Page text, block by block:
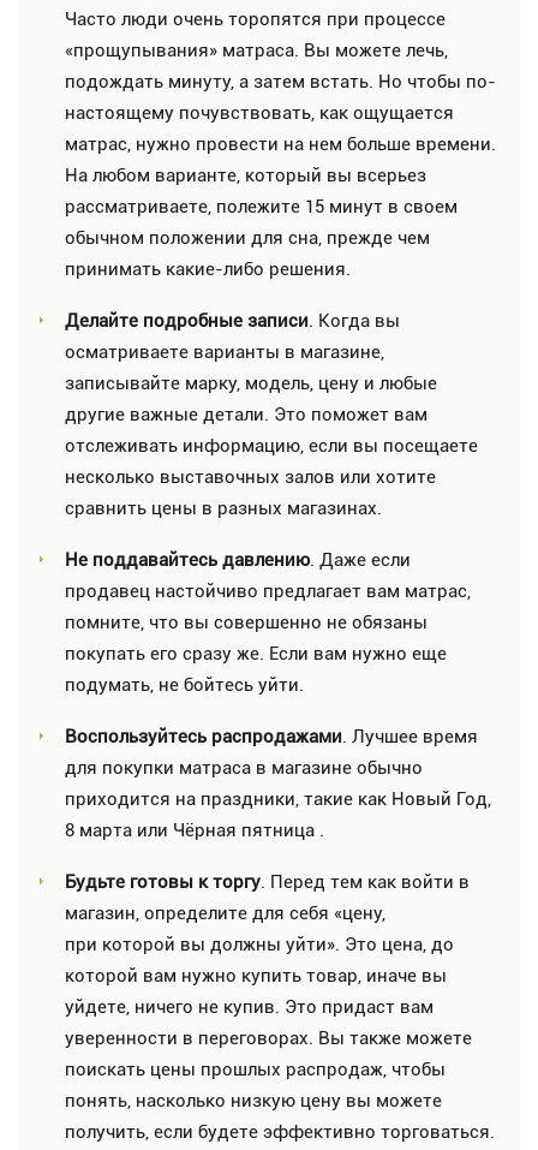
Часто люди очень торопятся при процессе
«прощупывания» матраса. Вы можете лечь,
подождать минуту, а затем встать. Но чтобы по-
настоящему почувствовать, как ощущается
матрас, нужно провести на нем больше времени.
На любом варианте, который вы всерьез
рассматриваете, полежите 15 минут в своем
обычном положении для сна, прежде чем
принимать какие-либо решения.
Делайте подробные записи. Когда вы
осматриваете варианты в магазине,
записывайте марку, модель, цену и любые
другие важные детали. Это поможет вам
отслеживать информацию, если вы посещаете
несколько выставочных залов или хотите
сравнить цены в разных магазинах.
Не поддавайтесь давлению. Даже если
продавец настойчиво предлагает вам матрас,
помните, что вы совершенно не обязаны
покупать его сразу же. Если вам нужно еще
подумать, не бойтесь уйти.
Воспользуйтесь распродажами. Лучшее время
для покупки матраса в магазине обычно
приходится на праздники, такие как Новый Год,
8 марта или Чёрная пятница .
Будьте готовы к торгу. Перед тем как войти в
магазин, определите для себя «цену,
при которой вы должны уйти». Это цена, до
которой вам нужно купить товар, иначе вы
уйдете, ничего не купив. Это придаст вам
уверенности в переговорах. Вы также можете
поискать цены прошлых распродаж, чтобы
понять, насколько низкую цену вы можете
получить, если будете эффективно торговаться.